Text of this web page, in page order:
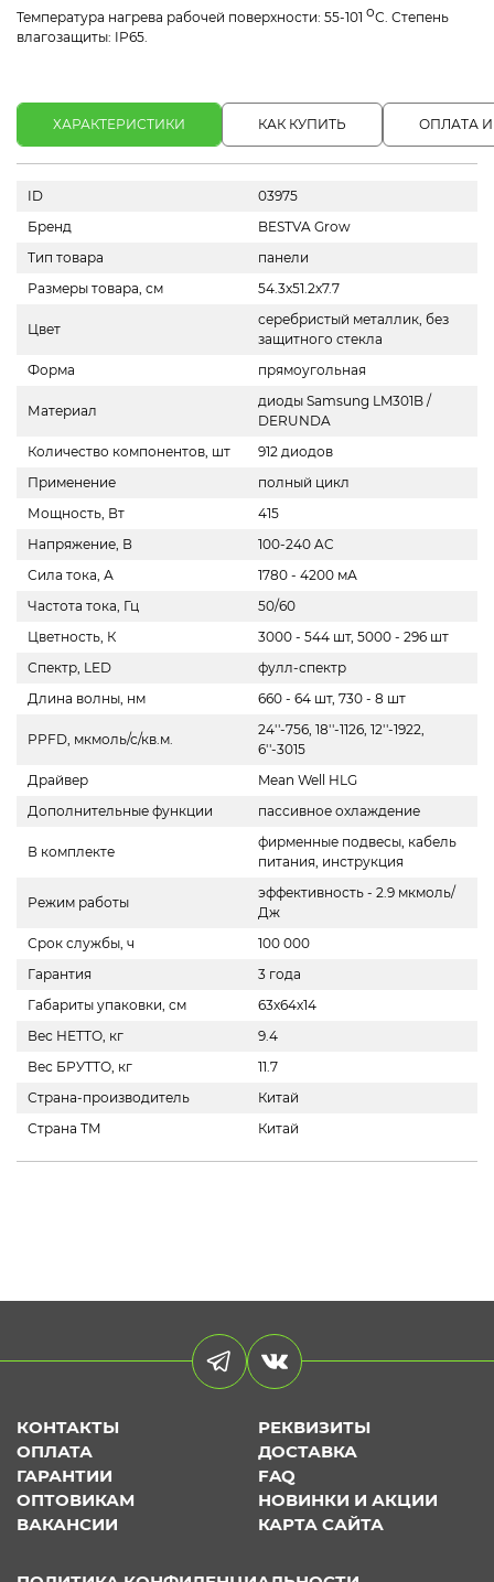
Температура нагрева рабочей поверхности: 55-101 оС. Степень
влагозащиты: IP65.
ХАРАКТЕРИСТИКИ КАК КУПИТЬ ОПЛАТА
ID
03975
Бренд
BESTVA Grow
Тип товара
панели
Размеры товара, см
54.3х51.2х7.7
Цвет
серебристый металлик, без
защитного стекла
Форма
прямоугольная
Материал
диоды Samsung LM301B /
DERUNDA
Количество компонентов, шт
912 диодов
Применение
полный цикл
Мощность, Вт
415
Напряжение, В
100-240 AC
Сила тока, А
1780 - 4200 мА
Частота тока, Гц
50/60
Цветность, К
3000 - 544 шт, 5000 - 296 шт
Спектр, LED
фулл-спектр
Длина волны, нм
660 - 64 шт, 730 - 8 шт
PPFD, мкмоль/с/кв.м.
24''-756, 18''-1126, 12''-1922,
6''-3015
Драйвер
Mean Well HLG
Дополнительные функции
пассивное охлаждение
В комплекте
фирменные подвесы, кабель
питания, инструкция
Режим работы
эффективность - 2.9 мкмоль/
Дж
Срок службы, ч
100 000
Гарантия
3 года
Габариты упаковки, см
63х64х14
Вес НЕТТО, кг
9.4
Вес БРУТТО, кг
11.7
Страна-производитель
Китай
Страна ТМ
Китай
КОНТАКТЫ
РЕКВИЗИТЫ
ОПЛАТА
ДОСТАВКА
ГАРАНТИИ
FAQ
ОПТОВИКАМ
НОВИНКИ И АКЦИИ
ВАКАНСИИ
КАРТА САЙТА